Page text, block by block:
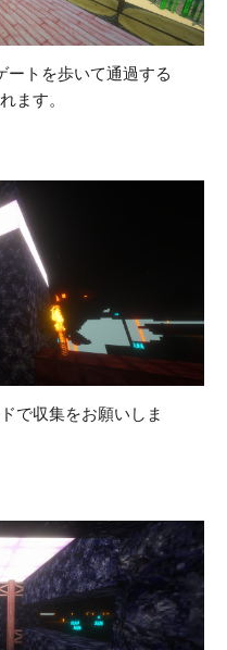
ートを歩いて通過する
ます。
で収集をお願いしま